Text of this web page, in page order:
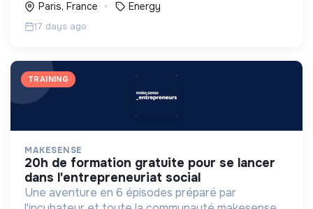
Paris, France
Energy
17 days ago
TRAINING
MAKESENSE
20h de formation gratuite pour se lancer
dans l'entrepreneuriat social
Une aventure en 6 épisodes préparé par